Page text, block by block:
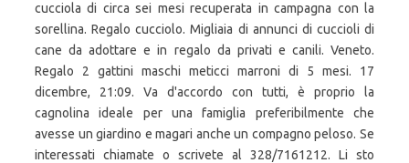
cucciola di circa sei mesi recuperata in campagna con la
sorellina. Regalo cucciolo. Migliaia di annunci di cuccioli di
cane da adottare e in regalo da privati e canili. Veneto.
Regalo 2 gattini maschi meticci marroni di 5 mesi. 17
dicembre, 21:09. Va d'accordo con tutti, è proprio la
cagnolina ideale per una famiglia preferibilmente che
avesse un giardino e magari anche un compagno peloso. Se
interessati chiamate o scrivete al 328/7161212. Li sto